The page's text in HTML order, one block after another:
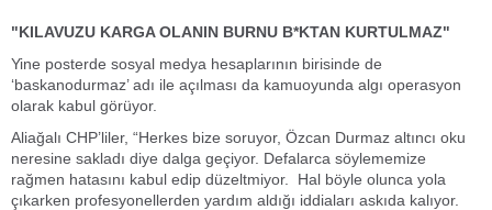
"KILAVUZU KARGA OLANIN BURNU B*KTAN KURTULMAZ"
Yine posterde sosyal medya hesaplarının birisinde de
‘baskanodurmaz’ adı ile açılması da kamuoyunda algı operasyon
olarak kabul görüyor.
Aliağalı CHP’liler, “Herkes bize soruyor, Özcan Durmaz altıncı oku
neresine sakladı diye dalga geçiyor. Defalarca söylememize
rağmen hatasını kabul edip düzeltmiyor. Hal böyle olunca yola
çıkarken profesyonellerden yardım aldığı iddiaları askıda kalıyor.